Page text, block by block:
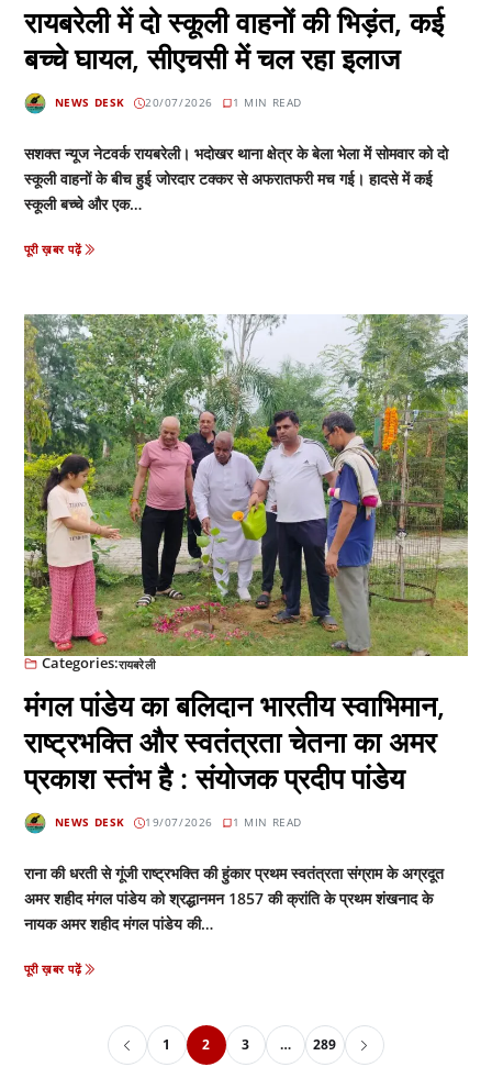
रायबरेली में दो स्कूली वाहनों की भिड़ंत, कई
बच्चे घायल, सीएचसी में चल रहा इलाज
NEWS DESK 20/07/2026 1 MIN READ
सशक्त न्यूज नेटवर्क रायबरेली। भदोखर थाना क्षेत्र के बेला भेला में सोमवार को दो
स्कूली वाहनों के बीच हुई जोरदार टक्कर से अफरातफरी मच गई। हादसे में कई
स्कूली बच्चे और एक…
पूरी ख़बर पढ़ें
Categories:रायबरेली
मंगल पांडेय का बलिदान भारतीय स्वाभिमान,
राष्ट्रभक्ति और स्वतंत्रता चेतना का अमर
प्रकाश स्तंभ है : संयोजक प्रदीप पांडेय
NEWS DESK 19/07/2026 1 MIN READ
राना की धरती से गूंजी राष्ट्रभक्ति की हुंकार प्रथम स्वतंत्रता संग्राम के अग्रदूत
अमर शहीद मंगल पांडेय को श्रद्धानमन 1857 की क्रांति के प्रथम शंखनाद के
नायक अमर शहीद मंगल पांडेय की…
पूरी ख़बर पढ़ें
1 2 3 … 289